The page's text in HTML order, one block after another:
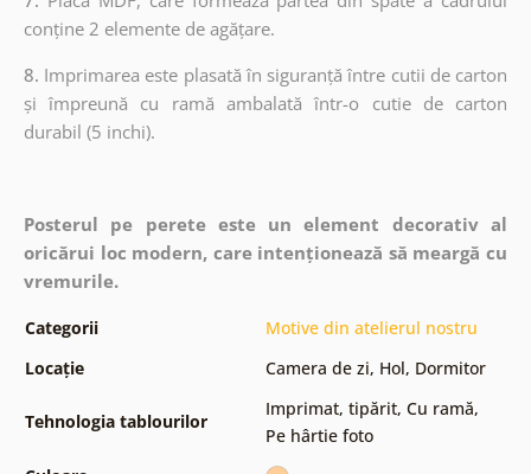
conține 2 elemente de agățare.
8. Imprimarea este plasată în siguranță între cutii de carton
și împreună cu ramă ambalată într-o cutie de carton
durabil (5 inchi).
Posterul pe perete este un element decorativ al
oricărui loc modern, care intenționează să meargă cu
vremurile.
Categorii
Motive din atelierul nostru
Locație
Camera de zi, Hol, Dormitor
Tehnologia tablourilor
Imprimat, tipărit, Cu ramă,
Pe hârtie foto